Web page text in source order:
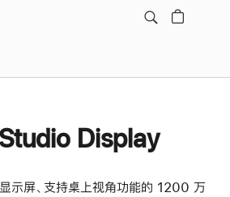
Display
示屏、支持桌上视角功能的 1200 万